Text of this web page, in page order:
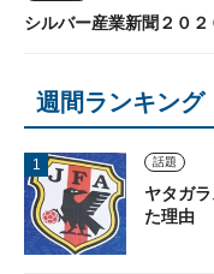
シルバー産業新聞２０２
週間ランキング
話題
ヤタガ
た理由